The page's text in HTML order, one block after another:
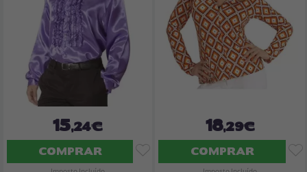
15,24€
COMPRAR
18,29€
COMPRAR